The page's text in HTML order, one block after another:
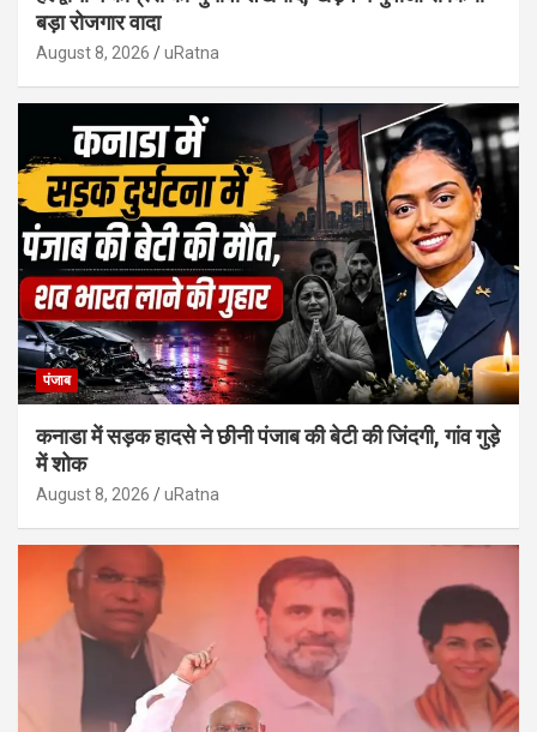
बड़ा रोजगार वादा
August 8, 2026 uRatna
पंजाब
कनाडा में सड़क हादसे ने छीनी पंजाब की बेटी की जिंदगी, गांव गुड़े
में शोक
August 8, 2026 uRatna